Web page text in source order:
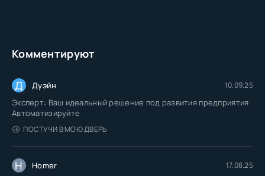
Комментируют
Д Дуэйн 10.09.25
Эксперт: Ваш идеальный решение под развития предприятия
Автоматизируйте
ПОСТУЧИ В МОЮ ДВЕРЬ
H Homer 17.08.25